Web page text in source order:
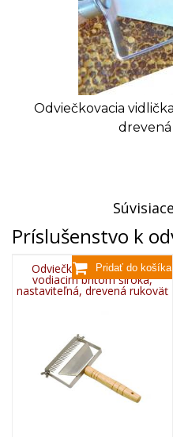
Odviečkovacia
Príslušenstvo k
Odviečkovacia vidlička s
vodiacim britom široká,
nastaviteľná, drevená rukoväť